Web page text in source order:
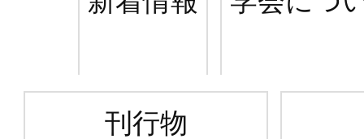
刊行物